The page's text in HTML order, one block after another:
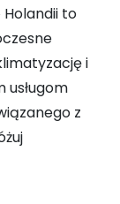
Holandii to
i
usługom
z